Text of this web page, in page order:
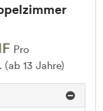
Pro
13 Jahre)